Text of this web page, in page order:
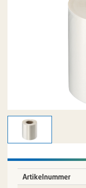
Artikelnummer